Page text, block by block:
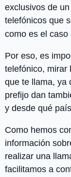
exclusivos de
telefónicos que
como es el caso
Por eso, es
telefónico, mirar
que te llama, ya
prefijo dan
y desde qué
Como hemos
información
realizar una
facilitamos a